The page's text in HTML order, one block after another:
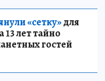
«сетку»для
лет тайно
гостей